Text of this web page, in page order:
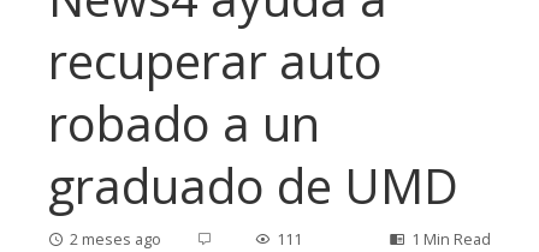
recuperar auto
robado a un
graduado de UMD
2 meses ago 111 1 Min Read